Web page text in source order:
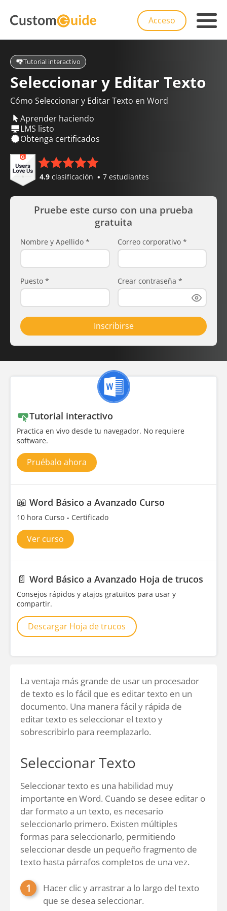
Acceso
Tutorial interactivo
Seleccionar y Editar Texto
Cómo Seleccionar y Editar Texto en Word
Aprender haciendo
LMS listo
Obtenga certificados
4.9 clasificación 7 estudiantes
Pruebe este curso con una prueba
gratuita
Nombre y Apellido * Correo corporativo *
Puesto * Crear contraseña *
Inscribirse
Tutorial interactivo
Practica en vivo desde tu navegador. No requiere
software.
Pruébalo ahora
📖 Word Básico a Avanzado Curso
10 hora Curso Certificado
Ver curso
📄 Word Básico a Avanzado Hoja de trucos
Consejos rápidos y atajos gratuitos para usar y
compartir.
Descargar Hoja de trucos
La ventaja más grande de usar un procesador
de texto es lo fácil que es editar texto en un
documento. Una manera fácil y rápida de
editar texto es seleccionar el texto y
sobrescribirlo para reemplazarlo.
Seleccionar Texto
Seleccionar texto es una habilidad muy
importante en Word. Cuando se desee editar o
dar formato a un texto, es necesario
seleccionarlo primero. Existen múltiples
formas para seleccionarlo, permitiendo
seleccionar desde un pequeño fragmento de
texto hasta párrafos completos de una vez.
Hacer clic y arrastrar a lo largo del texto
que se desea seleccionar.